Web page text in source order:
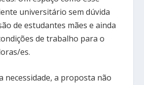
universitário sem dúvida
de estudantes mães e ainda
de trabalho para o
es.
necessidade, a proposta não